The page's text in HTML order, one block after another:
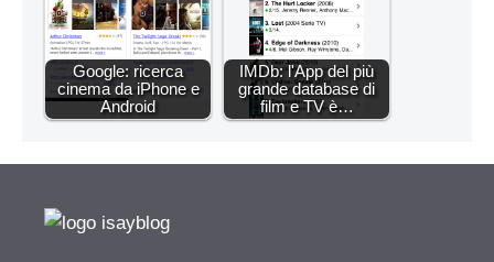
Google: ricerca
cinema da iPhone e
Android
IMDb: l'App del più
grande database di
film e TV è…